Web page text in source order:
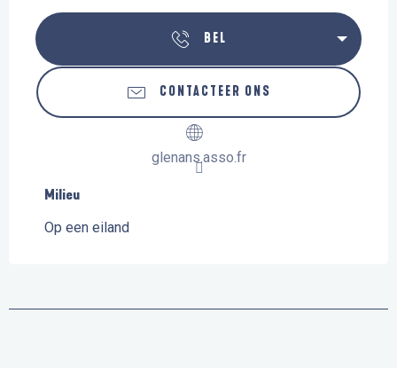
BEL
CONTACTEER ONS
glenans.asso.fr
Milieu
Milieu
Op een eiland